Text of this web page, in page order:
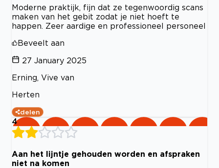
Moderne praktijk, fijn dat ze tegenwoordig scans
maken van het gebit zodat je niet hoeft te
happen. Zeer aardige en professioneel personeel
Beveelt aan
27 January 2025
Erning, Vive van
Herten
delen
4
Aan het lijntje gehouden worden en afspraken
niet na komen